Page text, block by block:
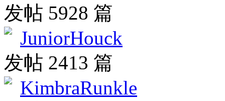
发帖 5928 篇
JuniorHouck
发帖 2413 篇
KimbraRunkle